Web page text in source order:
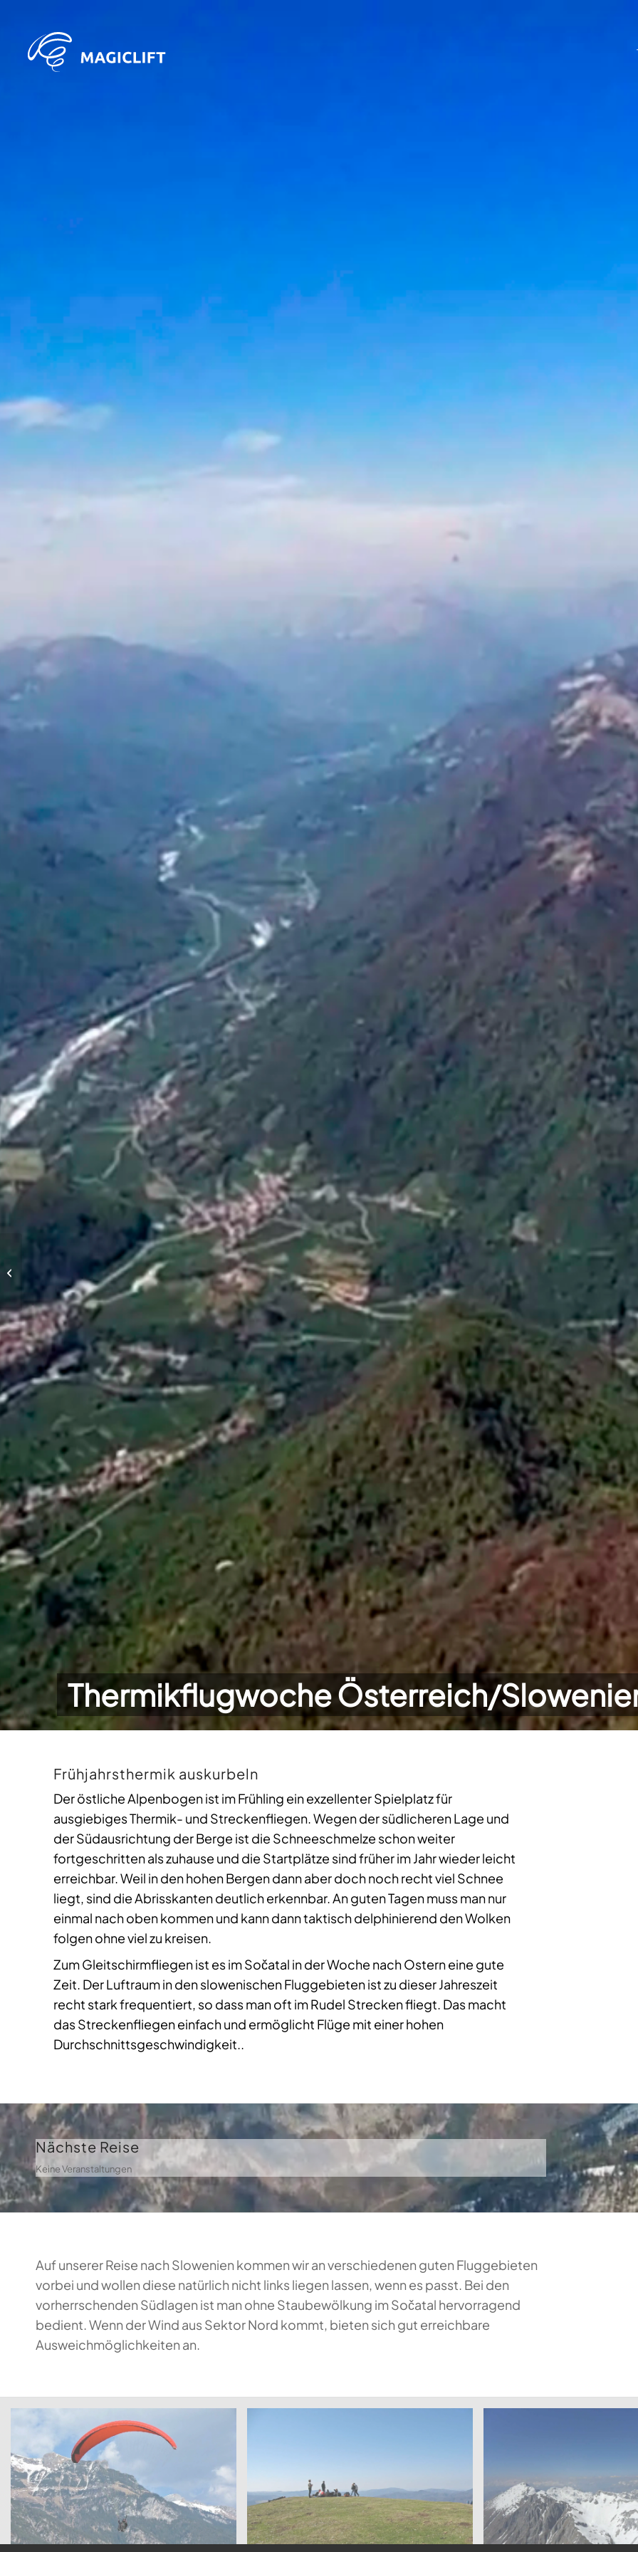
Thermikflugwoche Österreich/
Frühjahrsthermik auskurbeln
Der östliche Alpenbogen ist im Frühling ein exzellenter Spielplatz für
ausgiebiges Thermik- und Streckenfliegen. Wegen der südlicheren Lage und
der Südausrichtung der Berge ist die Schneeschmelze schon weiter
fortgeschritten als zuhause und die Startplätze sind früher im Jahr wieder leicht
erreichbar. Weil in den hohen Bergen dann aber doch noch recht viel Schnee
liegt, sind die Abrisskanten deutlich erkennbar. An guten Tagen muss man nur
einmal nach oben kommen und kann dann taktisch delphinierend den Wolken
folgen ohne viel zu kreisen.
Zum Gleitschirmfliegen ist es im Sočatal in der Woche nach Ostern eine gute
Zeit. Der Luftraum in den slowenischen Fluggebieten ist zu dieser Jahreszeit
recht stark frequentiert, so dass man oft im Rudel Strecken fliegt. Das macht
das Streckenfliegen einfach und ermöglicht Flüge mit einer hohen
Durchschnittsgeschwindigkeit..
Nächste Reise
Keine Veranstaltungen
Auf unserer Reise nach Slowenien kommen wir an verschiedenen guten Fluggebieten
vorbei und wollen diese natürlich nicht links liegen lassen, wenn es passt. Bei den
vorherrschenden Südlagen ist man ohne Staubewölkung im Sočatal hervorragend
bedient. Wenn der Wind aus Sektor Nord kommt, bieten sich gut erreichbare
Ausweichmöglichkeiten an.
Dune du Pyla